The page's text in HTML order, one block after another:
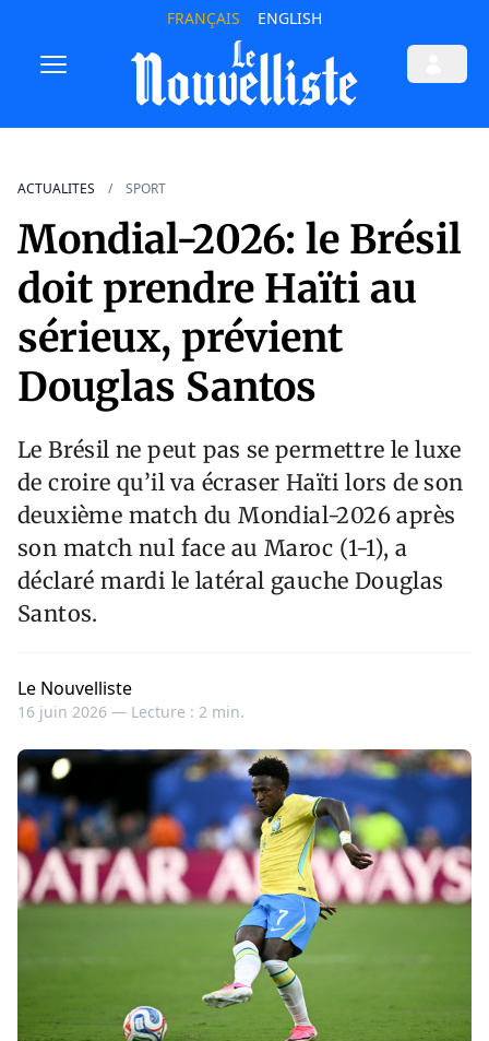
FRANÇAIS ENGLISH
ACTUALITES SPORT
Mondial-2026: le Brésil
doit prendre Haïti au
sérieux, prévient
Douglas Santos
Le Brésil ne peut pas se permettre le luxe
de croire qu’il va écraser Haïti lors de son
deuxième match du Mondial-2026 après
son match nul face au Maroc (1-1), a
déclaré mardi le latéral gauche Douglas
Santos.
Le Nouvelliste
16 juin 2026 — Lecture : 2 min.